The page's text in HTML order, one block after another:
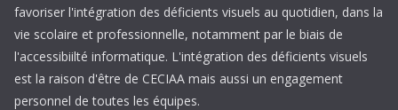
favoriser l'intégration des déficients visuels au quotidien, dans la
vie scolaire et professionnelle, notamment par le biais de
l'accessibiilté informatique. L'intégration des déficients visuels
est la raison d'être de CECIAA mais aussi un engagement
personnel de toutes les équipes.